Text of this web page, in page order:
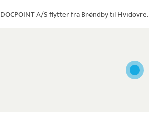
DOCPOINT A/Sflytter fra Brøndby til Hvidovre.